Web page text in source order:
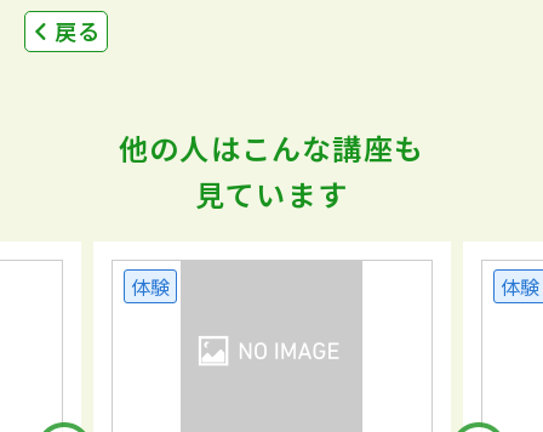
戻る
他の人はこんな講座も
見ています
体験 体験